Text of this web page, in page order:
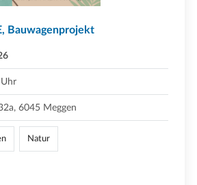
Bauwagenprojekt
6045 Meggen
Natur